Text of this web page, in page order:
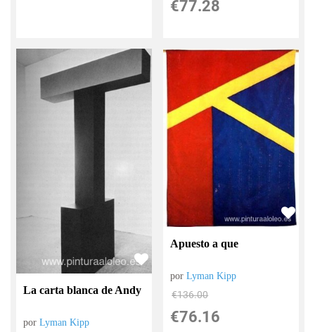
€77.28
La carta blanca de Andy
porLyman Kipp
Apuesto a que
porLyman Kipp
€136.00
€76.16